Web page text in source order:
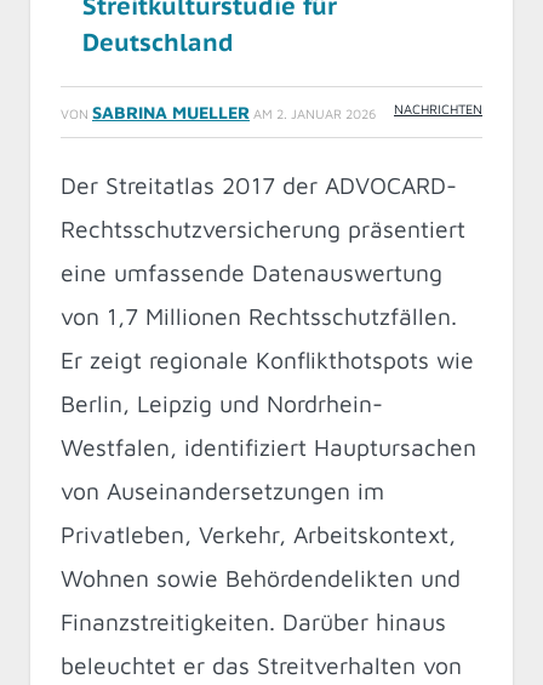
Streitkulturstudie für
Deutschland
VON SABRINA MUELLER AM 2. JANUAR 2026 NACHRICHTEN
Der Streitatlas 2017 der ADVOCARD-
Rechtsschutzversicherung präsentiert
eine umfassende Datenauswertung
von 1,7 Millionen Rechtsschutzfällen.
Er zeigt regionale Konflikthotspots wie
Berlin, Leipzig und Nordrhein-
Westfalen, identifiziert Hauptursachen
von Auseinandersetzungen im
Privatleben, Verkehr, Arbeitskontext,
Wohnen sowie Behördendelikten und
Finanzstreitigkeiten. Darüber hinaus
beleuchtet er das Streitverhalten von